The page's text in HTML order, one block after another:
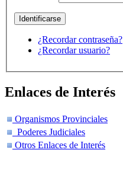
¿Recordar contraseña?
¿Recordar usuario?
Enlaces de Interés
Organismos Provinciales
Poderes Judiciales
Otros Enlaces de Interés